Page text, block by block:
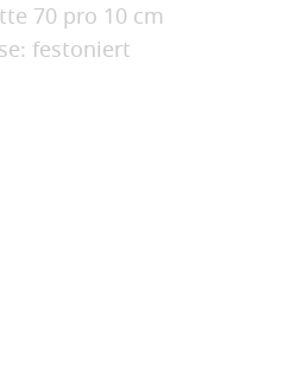
70 pro 10 cm
festoniert